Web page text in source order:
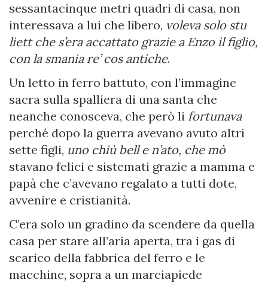
sessantacinque metri quadri di casa, non
interessava a lui che libero, voleva solo stu
liett che s’era accattato grazie a Enzo il figlio,
con la smania re’ cos antiche.
Un letto in ferro battuto, con l’immagine
sacra sulla spalliera di una santa che
neanche conosceva, che però li fortunava
perché dopo la guerra avevano avuto altri
sette figli, uno chiù bell e n’ato, che mò
stavano felici e sistemati grazie a mamma e
papà che c’avevano regalato a tutti dote,
avvenire e cristianità.
C’era solo un gradino da scendere da quella
casa per stare all’aria aperta, tra i gas di
scarico della fabbrica del ferro e le
macchine, sopra a un marciapiede